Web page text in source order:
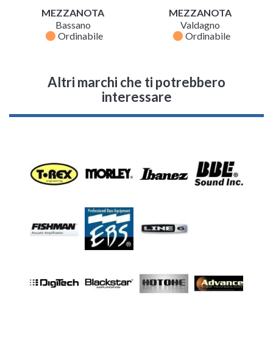
MEZZANOTA
Bassano
fiber_manual_record Ordinabile
MEZZANOTA
Valdagno
fiber_manual_record Ordinabile
Altri marchi che ti potrebbero
interessare